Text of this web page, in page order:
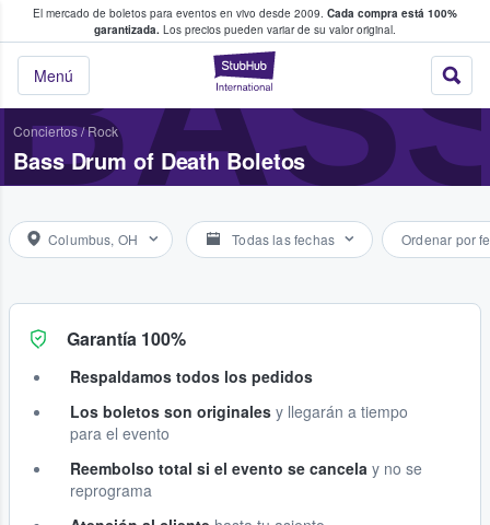
El mercado de boletos para eventos en vivo desde 2009. Cada compra está 100%
garantizada. Los precios pueden variar de su valor original.
StubHub: donde
Menú
fans compran y venden boletos
Conciertos/Rock
Bass Drum of Death Boletos
Columbus, OH Todas las fechas Ordenar por
Garantía 100%
Respaldamos todos los pedidos
Los boletos son originales y llegarán a tiempo
para el evento
Reembolso total si el evento se cancela y no se
reprograma